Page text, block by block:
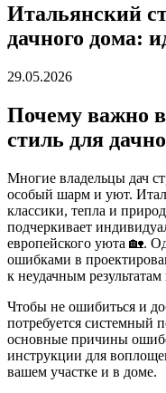
Итальянский
дачного дома:
29.05.2026
Почему важно
стиль для
Многие владельцы дач
особый шарм и уют.
классики, тепла и
подчеркивает
европейского уюта 🏡.
ошибками в
к неудачным
Чтобы не ошибиться и
потребуется системный
основные причины
инструкции для
вашем участке и в доме.